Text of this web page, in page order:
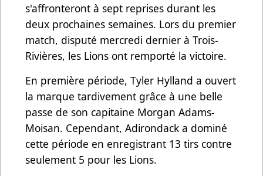
s'affronteront à sept reprises durant les
deux prochaines semaines. Lors du premier
match, disputé mercredi dernier à Trois-
Rivières, les Lions ont remporté la victoire.
En première période, Tyler Hylland a ouvert
la marque tardivement grâce à une belle
passe de son capitaine Morgan Adams-
Moisan. Cependant, Adirondack a dominé
cette période en enregistrant 13 tirs contre
seulement 5 pour les Lions.